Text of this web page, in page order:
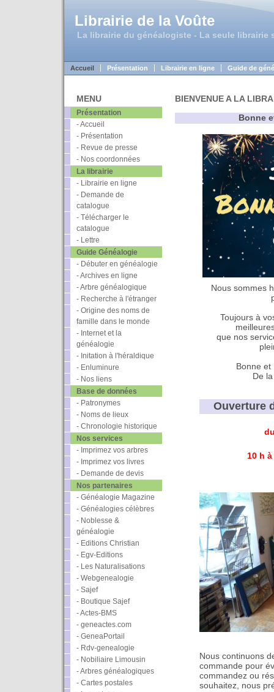
Librairie de la Voûte
La librairie du généalogiste - La seule librairie
Accueil Présentation Librairie en ligne Guide de
MENU
Présentation
- Accueil
- Présentation
- Revue de presse
- Nos coordonnées
La librairie
- Librairie en ligne
- Demande de
catalogue
- Télécharger le
catalogue
- Lettre
Guide Généalogie
- Débuter en généalogie
- Archives en ligne
- Arbre généalogique
- Recherche à l'étranger
- Origine des noms de
famille dans le monde
- Internet et la
généalogie
- Initation à l'héraldique
- Enluminure
- Nos liens
Base de données
- Patronymes
- Noms de lieux
- Chronologie historique
Nos services
- Imprimez vos arbres
- Imprimez vos livres
- Demande de devis
Nos partenaires
- Généalogie Magazine
- Généalogies célèbres
- Noblesse &
généalogie
- Editions Christian
- Egv-Editions
- Les Naturalisations
- Webgenealogie
- Sajef
- Boutique Sajef
- Actes-BMS
- geneactes.com
- GeneaPortail
- Rdv-genealogie
- Nobiliaire Limousin
- Arbres généalogiques
- Cartes postales
BIENVENUE A LA
Bonne
Nous sommes
Toujours à
que nos
Bonne et
De
Ouverture
10 h
Nous continuons
commande pour
commandez ou
souhaitez, nous